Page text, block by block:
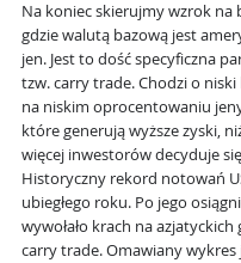
Na koniec skierujmy wzrok na
gdzie walutą bazową jest
jen. Jest to dość specyficzna
tzw. carry trade. Chodzi o
na niskim oprocentowaniu
które generują wyższe zyski,
więcej inwestorów decyduje
Historyczny rekord notowań
ubiegłego roku. Po jego
wywołało krach na
carry trade. Omawiany wykres